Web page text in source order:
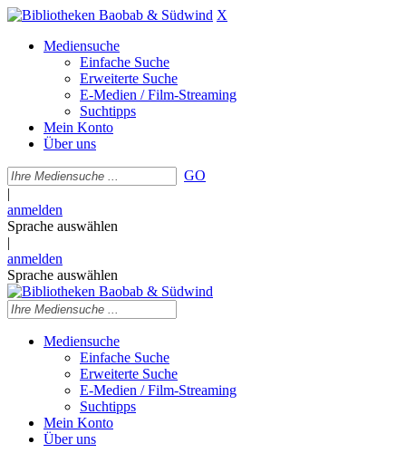
X
Mediensuche
Einfache Suche
Erweiterte Suche
E-Medien / Film-Streaming
Suchtipps
Mein Konto
Über uns
GO
|
anmelden
Sprache auswählen
|
anmelden
Sprache auswählen
Mediensuche
Einfache Suche
Erweiterte Suche
E-Medien / Film-Streaming
Suchtipps
Mein Konto
Über uns